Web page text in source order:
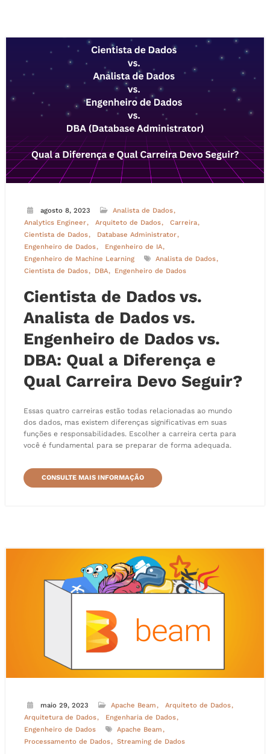
agosto 8, 2023
Analista de Dados
Analytics Engineer
Arquiteto de Dados
Carreira
Cientista de Dados
Database Administrator
Engenheiro de Dados
Engenheiro de IA
Engenheiro de Machine Learning
Analista de Dados
Cientista de Dados
DBA Engenheiro de Dados
Cientista de Dados vs.
Analista de Dados vs.
Engenheiro de Dados vs.
DBA: Qual a Diferença e
Qual Carreira Devo Seguir?
Essas quatro carreiras estão todas relacionadas ao mundo
dos dados, mas existem diferenças significativas em suas
funções e responsabilidades. Escolher a carreira certa para
você é fundamental para se preparar de forma adequada.
CONSULTE MAIS INFORMAÇÃO
maio 29, 2023 Apache Beam
Arquiteto de Dados
Arquitetura de Dados
Engenharia de Dados
Engenheiro de Dados
Apache Beam
Processamento de Dados
Streaming de Dados